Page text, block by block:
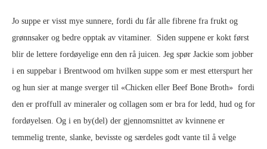
Jo suppe er visst mye sunnere, fordi du får alle fibrene fra frukt og
grønnsaker og bedre opptak av vitaminer. Siden suppene er kokt først
blir de lettere fordøyelige enn den rå juicen. Jeg spør Jackie som jobber
i en suppebar i Brentwood om hvilken suppe som er mest etterspurt her
og hun sier at mange sverger til «Chicken eller Beef Bone Broth» fordi
den er proffull av mineraler og collagen som er bra for ledd, hud og for
fordøyelsen. Og i en by(del) der gjennomsnittet av kvinnene er
temmelig trente, slanke, bevisste og særdeles godt vante til å velge